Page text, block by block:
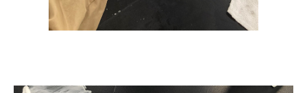
3. #KUTE VOICE エンジニアリーダーたちの声